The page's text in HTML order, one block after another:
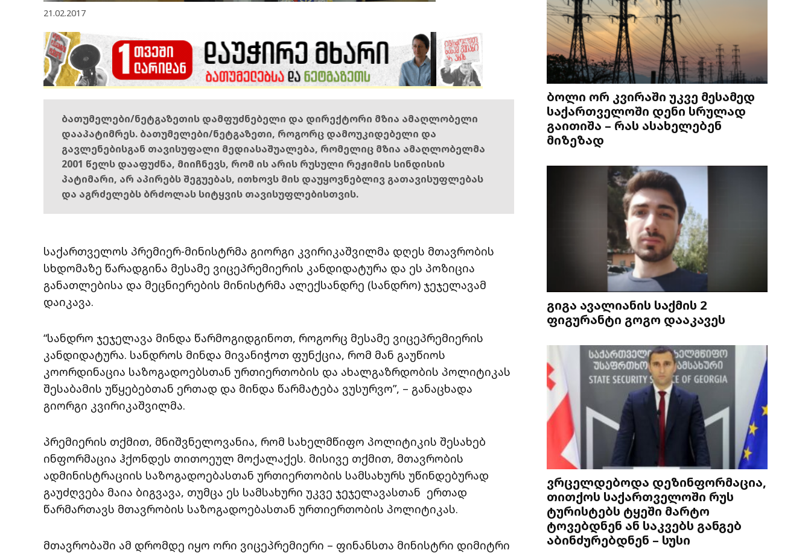
21.02.2017
ბათუმელები/ნეტგაზეთის დამფუძნებელი და დირექტორი მზია ამაღლობელი
დააპატიმრეს. ბათუმელები/ნეტგაზეთი, როგორც დამოუკიდებელი და
გავლენებისგან თავისუფალი მედიასაშუალება, რომელიც მზია ამაღლობელმა
2001 წელს დააფუძნა, მიიჩნევს, რომ ის არის რუსული რეჟიმის სინდისის
პატიმარი, არ აპირებს შეგუებას, ითხოვს მის დაუყოვნებლივ გათავისუფლებას
და აგრძელებს ბრძოლას სიტყვის თავისუფლებისთვის.
საქართველოს პრემიერ-მინისტრმა გიორგი კვირიკაშვილმა დღეს მთავრობის
სხდომაზე წარადგინა მესამე ვიცეპრემიერის კანდიდატურა და ეს პოზიცია
განათლებისა და მეცნიერების მინისტრმა ალექსანდრე (სანდრო) ჯეჯელავამ
დაიკავა.
“სანდრო ჯეჯელავა მინდა წარმოგიდგინოთ, როგორც მესამე ვიცეპრემიერის
კანდიდატურა. სანდროს მინდა მივანიჭოთ ფუნქცია, რომ მან გაუწიოს
კოორდინაცია საზოგადოებსთან ურთიერთობის და ახალგაზრდობის პოლიტიკას
შესაბამის უწყებებთან ერთად და მინდა წარმატება ვუსურვო”, – განაცხადა
გიორგი კვირიკაშვილმა.
პრემიერის თქმით, მნიშვნელოვანია, რომ სახელმწიფო პოლიტიკის შესახებ
ინფორმაცია ჰქონდეს თითოეულ მოქალაქეს. მისივე თქმით, მთავრობის
ადმინისტრაციის საზოგადოებასთან ურთიერთობის სამსახურს უწინდებურად
გაუძღვება მაია ბიგვავა, თუმცა ეს სამსახური უკვე ჯეჯელავასთან ერთად
წარმართავს მთავრობის საზოგადოებასთან ურთიერთობის პოლიტიკას.
მთავრობაში ამ დრომდე იყო ორი ვიცეპრემიერი – ფინანსთა მინისტრი დიმიტრი
ბოლი ორ კვირაში უკვე მესამედ
საქართველოში დენი სრულად
გაითიშა – რას ასახელებენ
მიზეზად
გიგა ავალიანის საქმის 2
ფიგურანტი გოგო დააკავეს
ვრცელდებოდა დეზინფორმაცია,
თითქოს საქართველოში რუს
ტურისტებს ტყეში მარტო
ტოვებდნენ ან საკვებს განგებ
აბინძურებდნენ – სუსი